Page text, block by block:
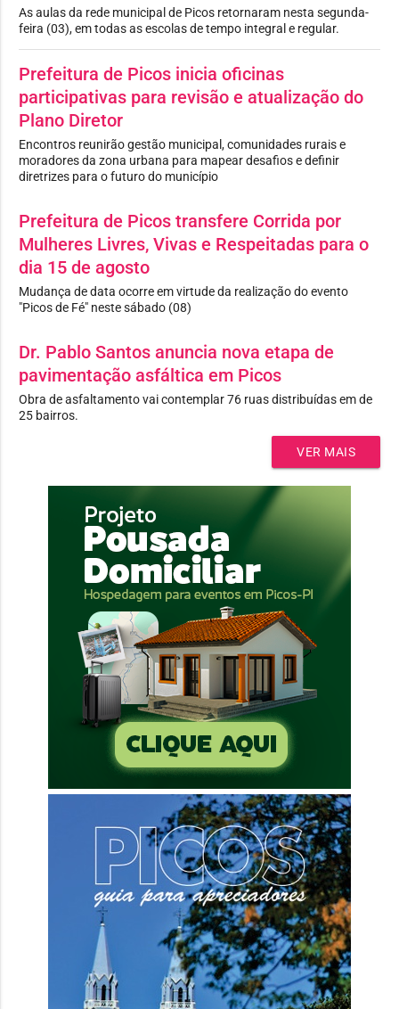
As aulas da rede municipal de Picos retornaram nesta segunda-
feira (03), em todas as escolas de tempo integral e regular.
Prefeitura de Picos inicia oficinas
participativas para revisão e atualização do
Plano Diretor
Encontros reunirão gestão municipal, comunidades rurais e
moradores da zona urbana para mapear desafios e definir
diretrizes para o futuro do município
Prefeitura de Picos transfere Corrida por
Mulheres Livres, Vivas e Respeitadas para o
dia 15 de agosto
Mudança de data ocorre em virtude da realização do evento
"Picos de Fé" neste sábado (08)
Dr. Pablo Santos anuncia nova etapa de
pavimentação asfáltica em Picos
Obra de asfaltamento vai contemplar 76 ruas distribuídas em de
25 bairros.
VER MAIS